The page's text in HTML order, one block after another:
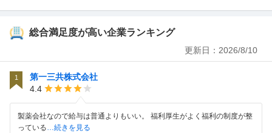
総合満足度が高い企業ランキング
更新日： 2026/8/10
1
第一三共株式会社
4.4
製薬会社なので給与は普通よりもいい。 福利厚生がよく福利の制度が整
っている…続きを見る